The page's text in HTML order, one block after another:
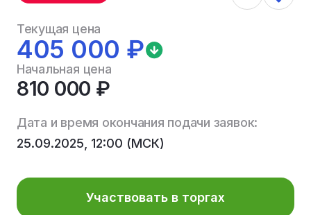
Текущая цена
405 000 ₽
Начальная цена
810 000 ₽
Дата и время окончания подачи заявок:
25.09.2025, 12:00 (МСК)
Участвовать в торгах